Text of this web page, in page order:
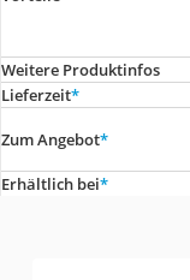
Weitere Produktinfos
Lieferzeit*
Zum Angebot*
Erhältlich bei*